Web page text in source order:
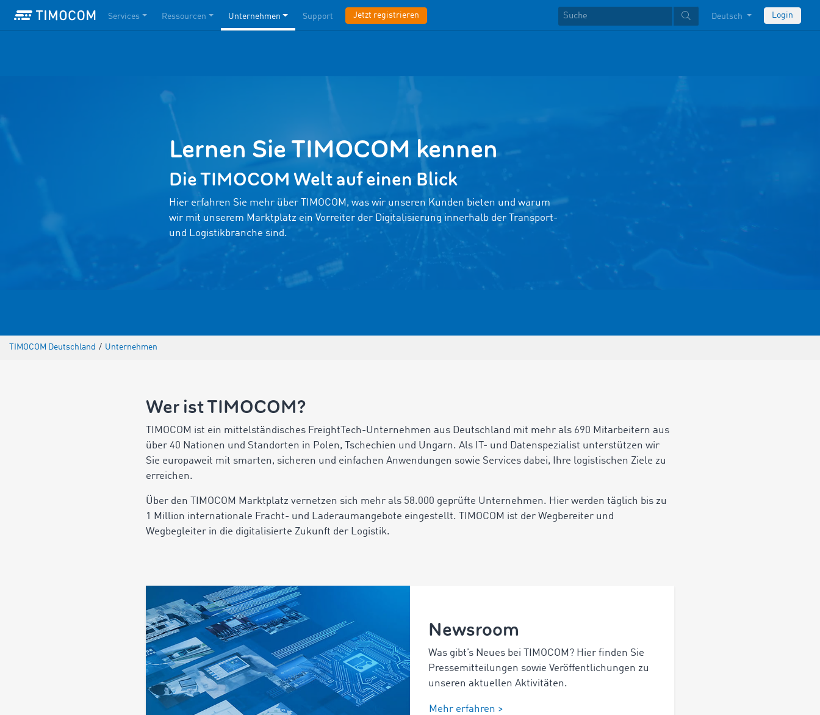
Services Ressourcen Unternehmen Support Jetzt registrieren Deutsch Login
Lernen Sie TIMOCOM kennen
Die TIMOCOM Welt auf einen Blick
Hier erfahren Sie mehr über TIMOCOM, was wir unseren Kunden bieten und warum
wir mit unserem Marktplatz ein Vorreiter der Digitalisierung innerhalb der Transport-
und Logistikbranche sind.
TIMOCOM Deutschland / Unternehmen
Wer ist TIMOCOM?
TIMOCOM ist ein mittelständisches FreightTech-Unternehmen aus Deutschland mit mehr als 690 Mitarbeitern aus
über 40 Nationen und Standorten in Polen, Tschechien und Ungarn. Als IT- und Datenspezialist unterstützen wir
Sie europaweit mit smarten, sicheren und einfachen Anwendungen sowie Services dabei, Ihre logistischen Ziele zu
erreichen.
Über den TIMOCOM Marktplatz vernetzen sich mehr als 58.000 geprüfte Unternehmen. Hier werden täglich bis zu
1 Million internationale Fracht- und Laderaumangebote eingestellt. TIMOCOM ist der Wegbereiter und
Wegbegleiter in die digitalisierte Zukunft der Logistik.
Newsroom
Was gibt’s Neues bei TIMOCOM? Hier finden Sie
Pressemitteilungen sowie Veröffentlichungen zu
unseren aktuellen Aktivitäten.
Mehr erfahren >